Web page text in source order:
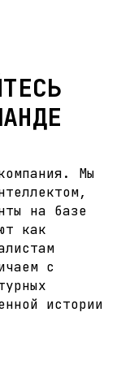
Мы
на базе
как
с
истории